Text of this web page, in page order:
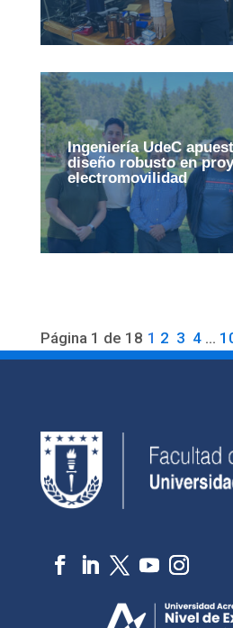
Ingeniería UdeC
diseño robusto en
electromovilidad
Página 1 de 18 1 2 3 4 ...